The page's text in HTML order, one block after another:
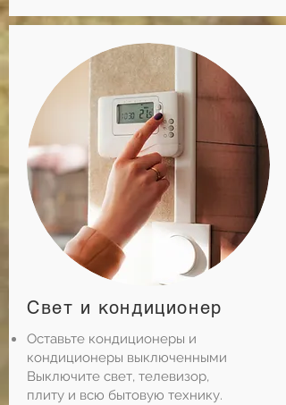
Свет и кондиционер
Оставьте кондиционеры и
кондиционеры выключенными
Выключите свет, телевизор,
плиту и всю бытовую технику.